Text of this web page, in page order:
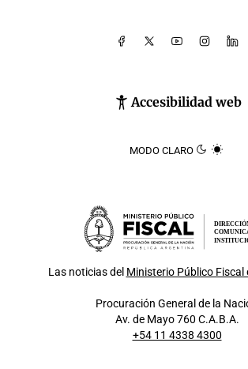
Accesibilidad web
MODO CLARO
Las noticias del Ministerio Público Fiscal
Procuración General de la
Av. de Mayo 760 C.A.B.A.
+54 11 4338 4300